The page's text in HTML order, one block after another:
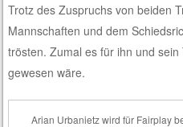
Trotz des Zuspruchs von beiden
Mannschaften und dem
trösten. Zumal es für ihn und
gewesen wäre.
Arian Urbanietz wird für Fairplay